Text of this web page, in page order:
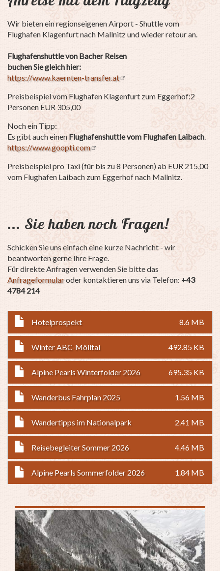
Wir bieten ein regionseigenen Airport - Shuttle vom
Flughafen Klagenfurt nach Mallnitz und wieder retour an.
Flughafenshuttle von Bacher Reisen
buchen Sie gleich hier:
https://www.kaernten-transfer.at
Preisbeispiel vom Flughafen Klagenfurt zum Eggerhof:2
Personen EUR 305,00
Noch ein Tipp:
Es gibt auch einen Flughafenshuttle vom Flughafen Laibach.
https://www.goopti.com
Preisbeispiel pro Taxi (für bis zu 8 Personen) ab EUR 215,00
vom Flughafen Laibach zum Eggerhof nach Mallnitz.
... Sie haben noch Fragen!
Schicken Sie uns einfach eine kurze Nachricht - wir
beantworten gerne Ihre Frage.
Für direkte Anfragen verwenden Sie bitte das
Anfrageformularoder kontaktieren uns via Telefon: +43
4784 214
Hotelprospekt 8.6 MB
Winter ABC-Mölltal 492.85 KB
Alpine Pearls Winterfolder 2026 695.35 KB
Wanderbus Fahrplan 2025 1.56 MB
Wandertipps im Nationalpark 2.41 MB
Reisebegleiter Sommer 2026 4.46 MB
Alpine Pearls Sommerfolder 2026 1.84 MB